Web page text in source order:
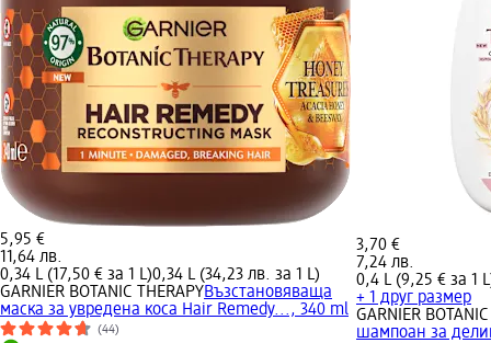
5,95 €
11,64 лв.
0,34 L (17,50 € за 1 L)0,34 L (34,23 лв. за 1 L)
GARNIER BOTANIC THERAPYВъзстановяваща
маска за увредена коса Hair Remedy..., 340 ml
(44)
3,70 €
7,24 лв.
0,4 L (9,25 € за 1
+ 1 друг размер
GARNIER
шампоан за